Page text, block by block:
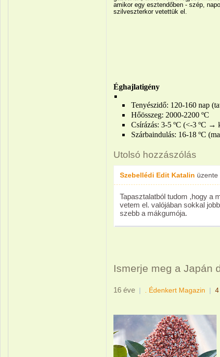
amikor egy esztendőben - szép,
szilveszterkor vetettük el.
Éghajlatigény
Tenyészidő: 120-160 nap
Hőösszeg: 2000-2200 ºC
Csírázás: 3-5 ºC (<-3 ºC →
Szárbaindulás: 16-18 ºC
Utolsó hozzászólás
Szebellédi Edit Katalin üzente
Tapasztalatból tudom ,hogy a
vetem el. valójában sokkal
szebb a mákgumója.
Ismerje meg a Japán
16 éve | . Édenkert Magazin |